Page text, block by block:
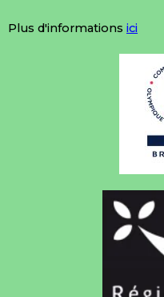
Plus d'informations ici